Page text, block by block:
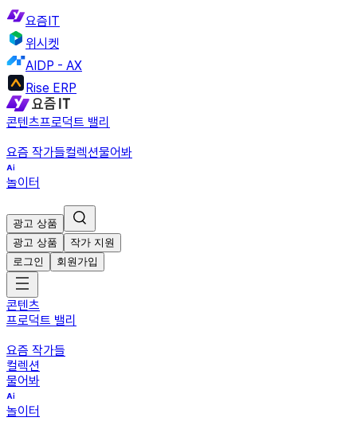
요즘IT
위시켓
AIDP - AX
Rise ERP
콘텐츠프로덕트 밸리
요즘 작가들컬렉션물어봐
놀이터
광고 상품
광고 상품
작가 지원
로그인
회원가입
콘텐츠
프로덕트 밸리
요즘 작가들
컬렉션
물어봐
놀이터